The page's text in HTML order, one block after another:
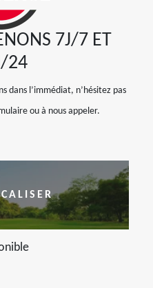
7J/7 ET
24
dans l’immédiat, n’hésitez pas
ou à nous appeler.